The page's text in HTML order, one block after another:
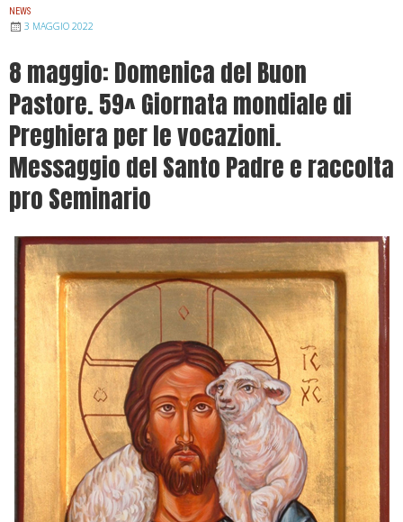
NEWS
3 MAGGIO 2022
8 maggio: Domenica del Buon
Pastore. 59^ Giornata mondiale di
Preghiera per le vocazioni.
Messaggio del Santo Padre e raccolta
pro Seminario